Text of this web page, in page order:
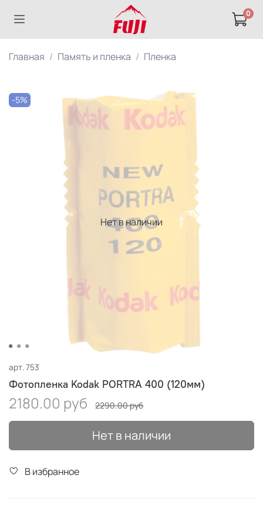
0
Главная Память и пленка Пленка
Нет в наличии
-5%
арт.753
Фотопленка Kodak PORTRA 400 (120мм)
2180.00 руб 2290.00 руб
Нет в наличии
В избранное